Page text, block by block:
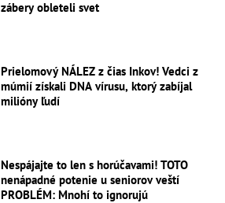
zábery obleteli svet
Prielomový NÁLEZ z čias Inkov! Vedci z
múmií získali DNA vírusu, ktorý zabíjal
milióny ľudí
Nespájajte to len s horúčavami! TOTO
nenápadné potenie u seniorov veští
PROBLÉM: Mnohí to ignorujú